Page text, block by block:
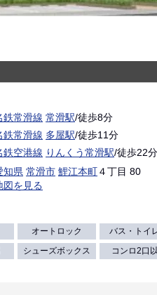
鉄常滑線 常滑駅/徒歩8分
鉄常滑線 多屋駅/徒歩11分
鉄空港線 りんくう常滑駅/徒歩22分
知県 常滑市 鯉江本町４丁目 80
図を見る
オートロック バス・トイ
シューズボックス コンロ2口